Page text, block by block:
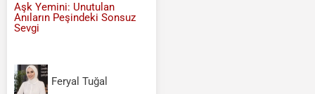
Aşk Yemini: Unutulan
Anıların Peşindeki Sonsuz
Sevgi
Feryal Tuğal